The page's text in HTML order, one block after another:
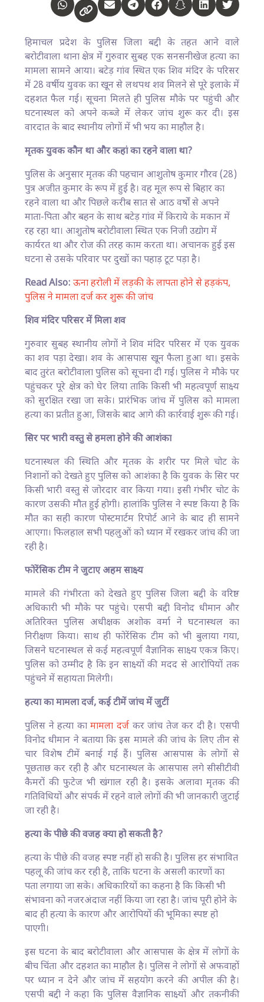
हिमाचल प्रदेश के पुलिस जिला बद्दी के तहत आने वाले
बरोटीवाला थाना क्षेत्र में गुरुवार सुबह एक सनसनीखेज हत्या का
मामला सामने आया। बटेड़ गांव स्थित एक शिव मंदिर के परिसर
में 28 वर्षीय युवक का खून से लथपथ शव मिलने से पूरे इलाके में
दहशत फैल गई। सूचना मिलते ही पुलिस मौके पर पहुंची और
घटनास्थल को अपने कब्जे में लेकर जांच शुरू कर दी। इस
वारदात के बाद स्थानीय लोगों में भी भय का माहौल है।
मृतक युवक कौन था और कहां का रहने वाला था?
पुलिस के अनुसार मृतक की पहचान आशुतोष कुमार गौरव (28)
पुत्र अजीत कुमार के रूप में हुई है। वह मूल रूप से बिहार का
रहने वाला था और पिछले करीब सात से आठ वर्षों से अपने
माता-पिता और बहन के साथ बटेड़ गांव में किराये के मकान में
रह रहा था। आशुतोष बरोटीवाला स्थित एक निजी उद्योग में
कार्यरत था और रोज की तरह काम करता था। अचानक हुई इस
घटना से उसके परिवार पर दुखों का पहाड़ टूट पड़ा है।
Read Also: ऊना हरोली में लड़की के लापता होने से हड़कंप,
पुलिस ने मामला दर्ज कर शुरू की जांच
शिव मंदिर परिसर में मिला शव
गुरुवार सुबह स्थानीय लोगों ने शिव मंदिर परिसर में एक युवक
का शव पड़ा देखा। शव के आसपास खून फैला हुआ था। इसके
बाद तुरंत बरोटीवाला पुलिस को सूचना दी गई। पुलिस ने मौके पर
पहुंचकर पूरे क्षेत्र को घेर लिया ताकि किसी भी महत्वपूर्ण साक्ष्य
को सुरक्षित रखा जा सके। प्रारंभिक जांच में पुलिस को मामला
हत्या का प्रतीत हुआ, जिसके बाद आगे की कार्रवाई शुरू की गई।
सिर पर भारी वस्तु से हमला होने की आशंका
घटनास्थल की स्थिति और मृतक के शरीर पर मिले चोट के
निशानों को देखते हुए पुलिस को आशंका है कि युवक के सिर पर
किसी भारी वस्तु से जोरदार वार किया गया। इसी गंभीर चोट के
कारण उसकी मौत हुई होगी। हालांकि पुलिस ने स्पष्ट किया है कि
मौत का सही कारण पोस्टमार्टम रिपोर्ट आने के बाद ही सामने
आएगा। फिलहाल सभी पहलुओं को ध्यान में रखकर जांच की जा
रही है।
फोरेंसिक टीम ने जुटाए अहम साक्ष्य
मामले की गंभीरता को देखते हुए पुलिस जिला बद्दी के वरिष्ठ
अधिकारी भी मौके पर पहुंचे। एसपी बद्दी विनोद धीमान और
अतिरिक्त पुलिस अधीक्षक अशोक वर्मा ने घटनास्थल का
निरीक्षण किया। साथ ही फोरेंसिक टीम को भी बुलाया गया,
जिसने घटनास्थल से कई महत्वपूर्ण वैज्ञानिक साक्ष्य एकत्र किए।
पुलिस को उम्मीद है कि इन साक्ष्यों की मदद से आरोपियों तक
पहुंचने में सहायता मिलेगी।
हत्या का मामला दर्ज, कई टीमें जांच में जुटीं
पुलिस ने हत्या कामामला दर्जकर जांच तेज कर दी है। एसपी
विनोद धीमान ने बताया कि इस मामले की जांच के लिए तीन से
चार विशेष टीमें बनाई गई हैं। पुलिस आसपास के लोगों से
पूछताछ कर रही है और घटनास्थल के आसपास लगे सीसीटीवी
कैमरों की फुटेज भी खंगाल रही है। इसके अलावा मृतक की
गतिविधियों और संपर्क में रहने वाले लोगों की भी जानकारी जुटाई
जा रही है।
हत्या के पीछे की वजह क्या हो सकती है?
हत्या के पीछे की वजह स्पष्ट नहीं हो सकी है। पुलिस हर संभावित
पहलू की जांच कर रही है, ताकि घटना के असली कारणों का
पता लगाया जा सके। अधिकारियों का कहना है कि किसी भी
संभावना को नजरअंदाज नहीं किया जा रहा है। जांच पूरी होने के
बाद ही हत्या के कारण और आरोपियों की भूमिका स्पष्ट हो
पाएगी।
इस घटना के बाद बरोटीवाला और आसपास के क्षेत्र में लोगों के
बीच चिंता और दहशत का माहौल है। पुलिस ने लोगों से अफवाहों
पर ध्यान न देने और जांच में सहयोग करने की अपील की है।
एसपी बद्दी ने कहा कि पुलिस वैज्ञानिक साक्ष्यों और तकनीकी